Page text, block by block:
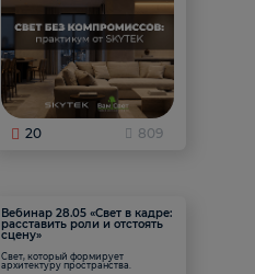
20 809
Вебинар 28.05 «Свет в кадре:
расставить роли и отстоять
сцену»
Свет, который формирует
архитектуру пространства.